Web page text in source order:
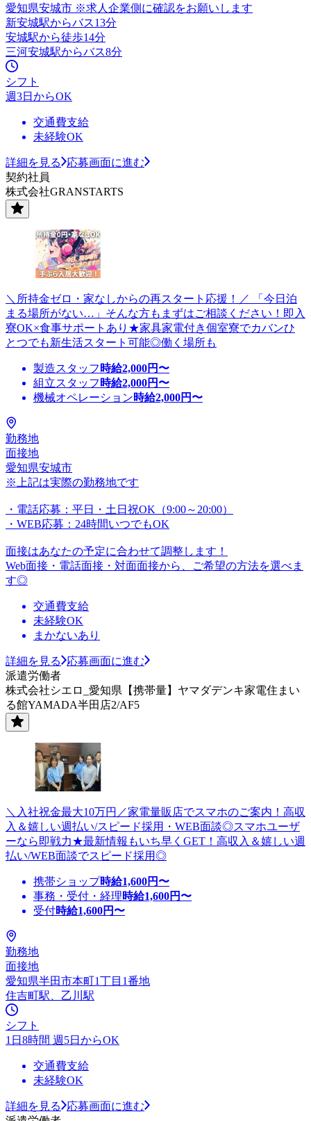
愛知県安城市 ※求人企業側に確認をお願いします
新安城駅からバス13分
安城駅から徒歩14分
三河安城駅からバス8分
シフト
週3日からOK
交通費支給
未経験OK
詳細を見る
応募画面に進む
契約社員
株式会社GRANSTARTS
＼所持金ゼロ・家なしからの再スタート応援！／ 「今日泊
まる場所がない…」そんな方もまずはご相談ください！即入
寮OK×食事サポートあり★家具家電付き個室寮でカバンひ
とつでも新生活スタート可能◎働く場所も
製造スタッフ 時給2,000円〜
組立スタッフ 時給2,000円〜
機械オペレーション時給2,000円〜
勤務地
面接地
愛知県安城市
※上記は実際の勤務地です
・電話応募：平日・土日祝OK（9:00～20:00）
・WEB応募：24時間いつでもOK
面接はあなたの予定に合わせて調整します！
Web面接・電話面接・対面面接から、ご希望の方法を選べま
す◎
交通費支給
未経験OK
まかないあり
詳細を見る
応募画面に進む
派遣労働者
株式会社シエロ_愛知県【携帯量】ヤマダデンキ家電住まい
る館YAMADA半田店2/AF5
＼入社祝金最大10万円／家電量販店でスマホのご案内！高収
入＆嬉しい週払い/スピード採用・WEB面談◎スマホユーザ
ーなら即戦力★最新情報もいち早くGET！高収入＆嬉しい週
払い/WEB面談でスピード採用◎
携帯ショップ時給1,600円〜
事務・受付・経理時給1,600円〜
受付時給1,600円〜
勤務地
面接地
愛知県半田市本町1丁目1番地
住吉町駅、乙川駅
シフト
1日8時間 週5日からOK
交通費支給
未経験OK
詳細を見る
応募画面に進む